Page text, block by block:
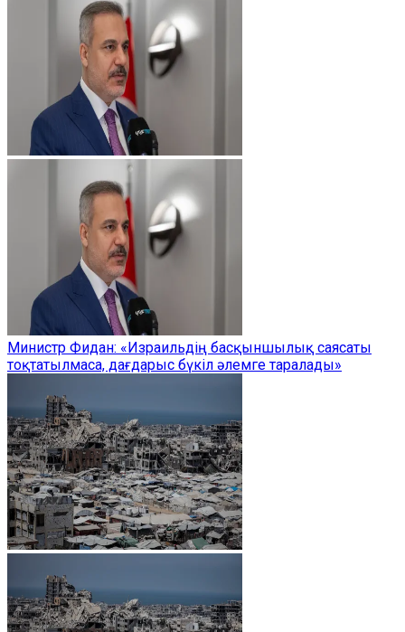
Министр Фидан: «Израильдің басқыншылық саясаты
тоқтатылмаса, дағдарыс бүкіл әлемге таралады»